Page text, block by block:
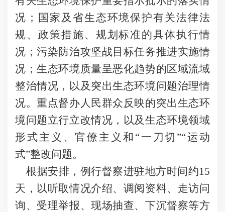
况；国家及省生态环境保护有关法律法
规、政策措施、规划标准的具体执行情
况；污染防治攻坚战目标任务推进实施情
况；生态环境质量呈恶化趋势的区域流域
整治情况，以及突出生态环境问题治理情
况。重点督办人民群众反映的突出生态环
境问题立行立改情况，以及生态环境领域
形式主义、官僚主义和“一刀切”“运动
式”整改问题。
根据安排，例行督察进驻地方时间约15
天，以听取情况介绍、调阅资料、走访问
询、受理举报、现场抽查、下沉督察等方